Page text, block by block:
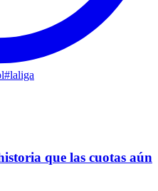
#laliga
que las cuotas aún